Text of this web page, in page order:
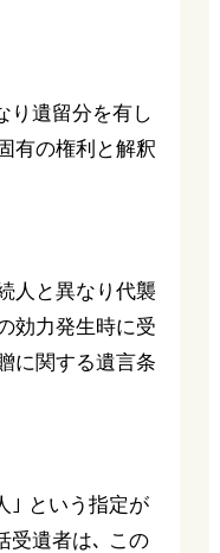
り遺留分を有し
有の権利と解釈
人と異なり代襲
効力発生時に受
に関する遺言条
｣ という指定が
受遺者は､ この